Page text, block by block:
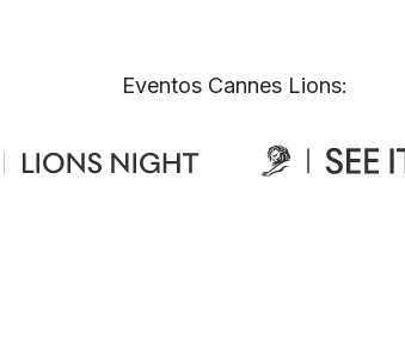
Eventos Cannes Lions: